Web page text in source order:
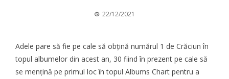
22/12/2021
Adele pare să fie pe cale să obțină numărul 1 de Crăciun în
topul albumelor din acest an, 30 fiind în prezent pe cale să
se mențină pe primul loc în topul Albums Chart pentru a